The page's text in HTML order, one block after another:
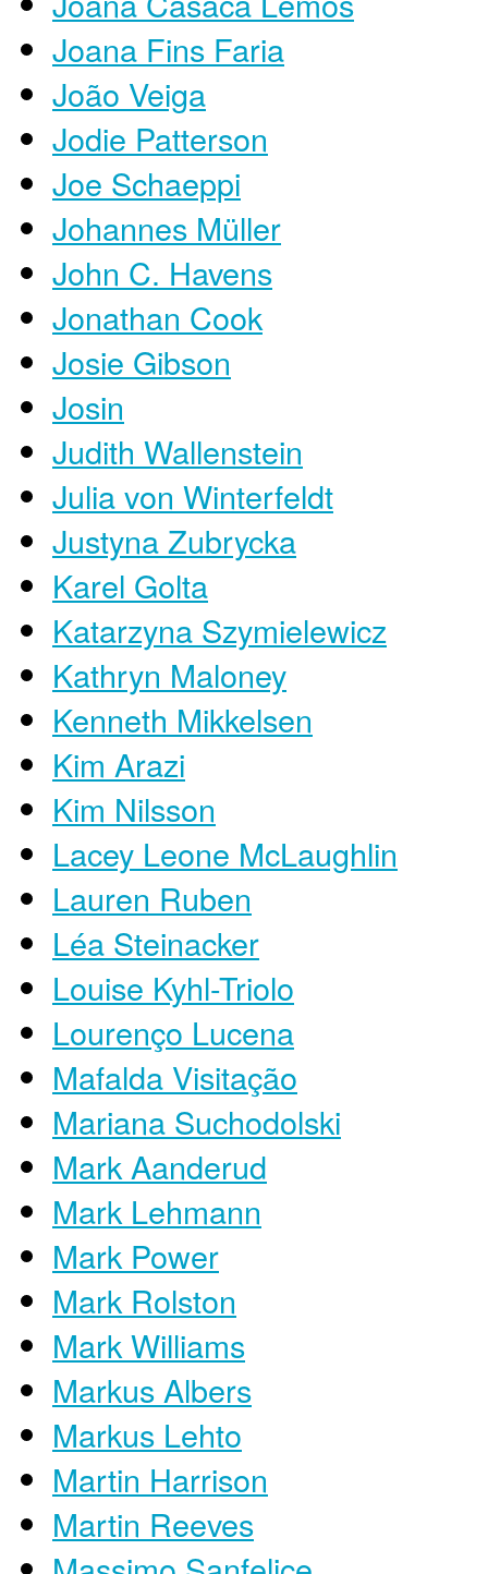
Joana Fins Faria
João Veiga
Jodie Patterson
Joe Schaeppi
Johannes Müller
John C. Havens
Jonathan Cook
Josie Gibson
Josin
Judith Wallenstein
Julia von Winterfeldt
Justyna Zubrycka
Karel Golta
Katarzyna Szymielewicz
Kathryn Maloney
Kenneth Mikkelsen
Kim Arazi
Kim Nilsson
Lacey Leone McLaughlin
Lauren Ruben
Léa Steinacker
Louise Kyhl-Triolo
Lourenço Lucena
Mafalda Visitação
Mariana Suchodolski
Mark Aanderud
Mark Lehmann
Mark Power
Mark Rolston
Mark Williams
Markus Albers
Markus Lehto
Martin Harrison
Martin Reeves